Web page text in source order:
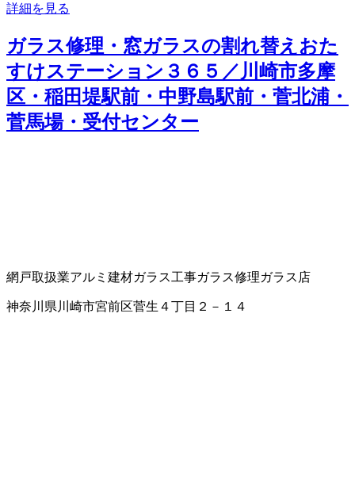
詳細を見る
ガラス修理・窓ガラスの割れ替えおた
すけステーション３６５／川崎市多摩
区・稲田堤駅前・中野島駅前・菅北浦・
菅馬場・受付センター
網戸取扱業アルミ建材ガラス工事ガラス修理ガラス店
神奈川県川崎市宮前区菅生４丁目２－１４